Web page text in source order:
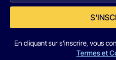
En cliquant sur s'inscrire, vous
Termes et